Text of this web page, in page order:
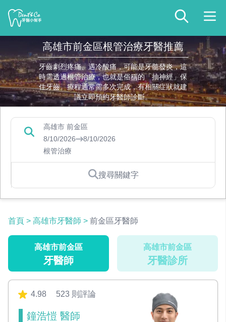
高雄市前金區根管治療牙醫推薦
牙齒劇烈疼痛、遇冷酸痛，可能是牙髓發炎，這
時需透過根管治療，也就是俗稱的「抽神經」保
住牙齒。療程通常需多次完成，有相關症狀就建
議立即預約牙醫師診斷。
高雄市 前金區
8/10/2026
8/10/2026
根管治療
搜尋關鍵字
首頁 > 高雄市牙醫師 > 前金區牙醫師
高雄市前金區
牙醫師
高雄市前金區
牙醫診所
4.98 523 則評論
鐘浩愷 醫師